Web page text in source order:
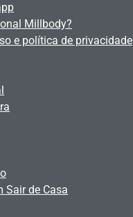
Millbody?
e política de privacidade
Sair de Casa